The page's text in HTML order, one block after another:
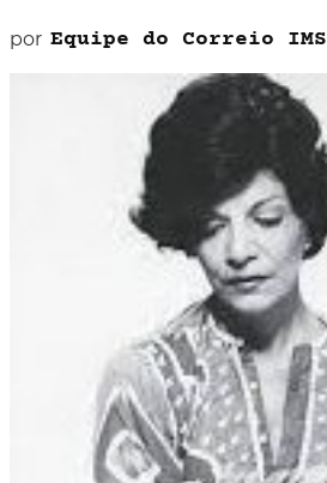
por Equipe do Correio IMS